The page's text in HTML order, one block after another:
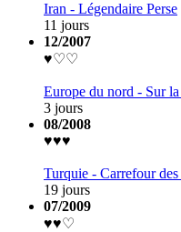
Iran - Légendaire Perse
11 jours
12/2007
♥♡♡
Europe du nord - Sur
3 jours
08/2008
♥♥♥
Turquie - Carrefour
19 jours
07/2009
♥♥♡